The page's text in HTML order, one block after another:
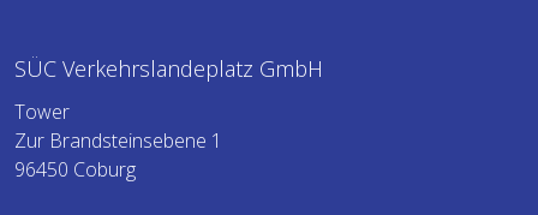
SÜC Verkehrslandeplatz GmbH
Tower
Zur Brandsteinsebene 1
96450 Coburg